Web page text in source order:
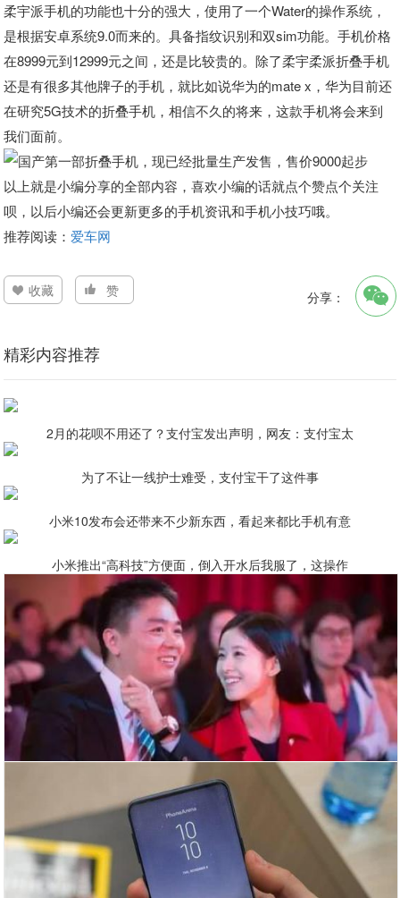
柔宇派手机的功能也十分的强大，使用了一个Water的操作系统，
是根据安卓系统9.0而来的。具备指纹识别和双sim功能。手机价格
在8999元到12999元之间，还是比较贵的。除了柔宇柔派折叠手机
还是有很多其他牌子的手机，就比如说华为的mate x，华为目前还
在研究5G技术的折叠手机，相信不久的将来，这款手机将会来到
我们面前。
以上就是小编分享的全部内容，喜欢小编的话就点个赞点个关注
呗，以后小编还会更新更多的手机资讯和手机小技巧哦。
推荐阅读： 爱车网
收藏 赞 分享：
精彩内容推荐
2月的花呗不用还了？支付宝发出声明，网友：支付宝太
为了不让一线护士难受，支付宝干了这件事
小米10发布会还带来不少新东西，看起来都比手机有意
小米推出“高科技”方便面，倒入开水后我服了，这操作